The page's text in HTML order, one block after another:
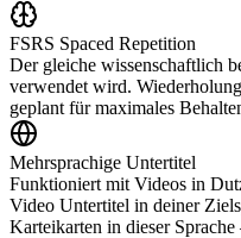
FSRS Spaced Repetition
Der gleiche wissenschaftlich
verwendet wird.
geplant für maximales
Mehrsprachige Untertitel
Funktioniert mit Videos in
Video Untertitel in deiner
Karteikarten in dieser